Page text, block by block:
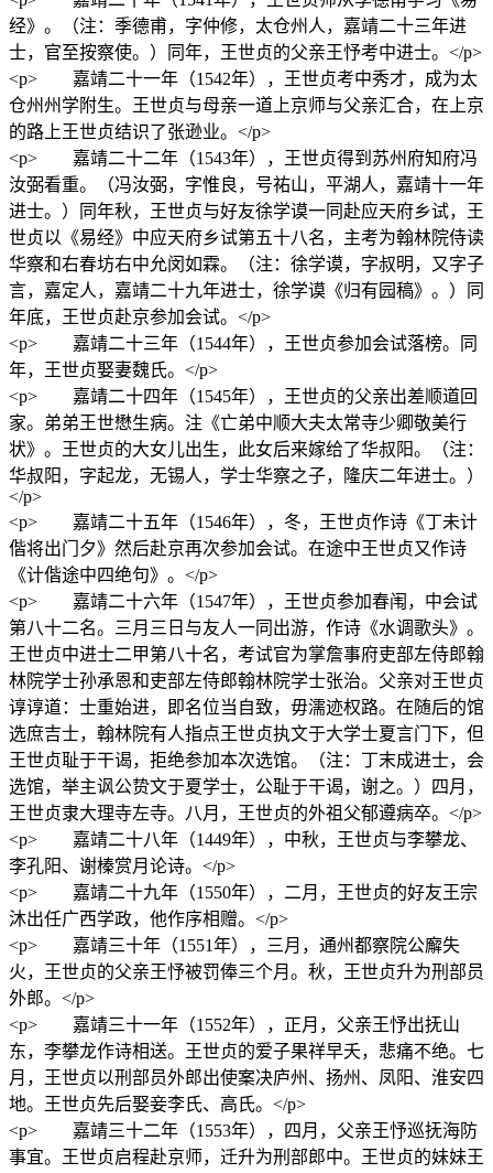
经》。（注：季德甫，字仲修，太仓州人，嘉靖二十三年进
士，官至按察使。）同年，王世贞的父亲王忬考中进士。</p>
<p> 嘉靖二十一年（1542年），王世贞考中秀才，成为太
仓州州学附生。王世贞与母亲一道上京师与父亲汇合，在上京
的路上王世贞结识了张逊业。</p>
<p> 嘉靖二十二年（1543年），王世贞得到苏州府知府冯
汝弼看重。（冯汝弼，字惟良，号祐山，平湖人，嘉靖十一年
进士。）同年秋，王世贞与好友徐学谟一同赴应天府乡试，王
世贞以《易经》中应天府乡试第五十八名，主考为翰林院侍读
华察和右春坊右中允闵如霖。（注：徐学谟，字叔明，又字子
言，嘉定人，嘉靖二十九年进士，徐学谟《归有园稿》。）同
年底，王世贞赴京参加会试。</p>
<p> 嘉靖二十三年（1544年），王世贞参加会试落榜。同
年，王世贞娶妻魏氏。</p>
<p> 嘉靖二十四年（1545年），王世贞的父亲出差顺道回
家。弟弟王世懋生病。注《亡弟中顺大夫太常寺少卿敬美行
状》。王世贞的大女儿出生，此女后来嫁给了华叔阳。（注：
华叔阳，字起龙，无锡人，学士华察之子，隆庆二年进士。）
</p>
<p> 嘉靖二十五年（1546年），冬，王世贞作诗《丁未计
偕将出门夕》然后赴京再次参加会试。在途中王世贞又作诗
《计偕途中四绝句》。</p>
<p> 嘉靖二十六年（1547年），王世贞参加春闱，中会试
第八十二名。三月三日与友人一同出游，作诗《水调歌头》。
王世贞中进士二甲第八十名，考试官为掌詹事府吏部左侍郎翰
林院学士孙承恩和吏部左侍郎翰林院学士张治。父亲对王世贞
谆谆道：士重始进，即名位当自致，毋濡迹权路。在随后的馆
选庶吉士，翰林院有人指点王世贞执文于大学士夏言门下，但
王世贞耻于干谒，拒绝参加本次选馆。（注：丁末成进士，会
选馆，举主讽公贽文于夏学士，公耻于干谒，谢之。）四月，
王世贞隶大理寺左寺。八月，王世贞的外祖父郁遵病卒。</p>
<p> 嘉靖二十八年（1449年），中秋，王世贞与李攀龙、
李孔阳、谢榛赏月论诗。</p>
<p> 嘉靖二十九年（1550年），二月，王世贞的好友王宗
沐出任广西学政，他作序相赠。</p>
<p> 嘉靖三十年（1551年），三月，通州都察院公廨失
火，王世贞的父亲王忬被罚俸三个月。秋，王世贞升为刑部员
外郎。</p>
<p> 嘉靖三十一年（1552年），正月，父亲王忬出抚山
东，李攀龙作诗相送。王世贞的爱子果祥早夭，悲痛不绝。七
月，王世贞以刑部员外郎出使案决庐州、扬州、凤阳、淮安四
地。王世贞先后娶妾李氏、高氏。</p>
<p> 嘉靖三十二年（1553年），四月，父亲王忬巡抚海防
事宜。王世贞启程赴京师，迁升为刑部郎中。王世贞的妹妹王